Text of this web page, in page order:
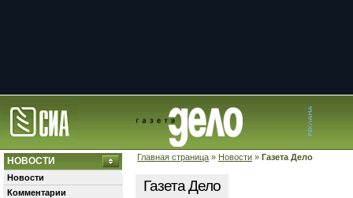
Главная страница » Новости » Газета Дело
НОВОСТИ
Новости
Комментарии
Газета Дело